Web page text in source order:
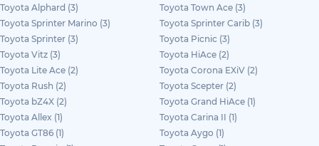
Toyota Alphard (3)
Toyota Town Ace (3)
Toyota Sprinter Marino (3)
Toyota Sprinter Carib (3)
Toyota Sprinter (3)
Toyota Picnic (3)
Toyota Vitz (3)
Toyota HiAce (2)
Toyota Lite Ace (2)
Toyota Corona EXiV (2)
Toyota Rush (2)
Toyota Scepter (2)
Toyota bZ4X (2)
Toyota Grand HiAce (1)
Toyota Allex (1)
Toyota Carina II (1)
Toyota GT86 (1)
Toyota Aygo (1)